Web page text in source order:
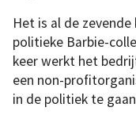
Het is al de
politieke Barbie-
keer werkt het
een non-
in de politiek te